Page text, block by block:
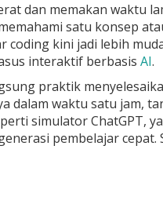
dan memakan waktu
satu konsep
coding kini jadi lebih
interaktif berbasis AI.
praktik
dalam waktu satu jam,
simulator ChatGPT,
pembelajar